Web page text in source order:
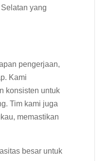
yang
pengerjaan,
Kami
konsisten untuk
Tim kami juga
memastikan
besar untuk